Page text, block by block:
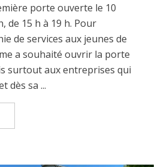
porte ouverte le 10
de 15 h à 19 h. Pour
de services aux jeunes de
a souhaité ouvrir la porte
surtout aux entreprises qui
dès sa ...